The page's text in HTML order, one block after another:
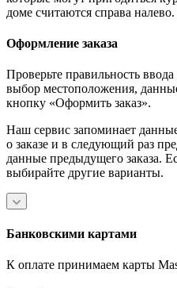
доме считаются справа налево.
Оформление заказа
Проверьте правильность
выбор местоположения,
кнопку «Оформить заказ».
Наш сервис запоминает
о заказе и в следующий раз
данные предыдущего заказа.
выбирайте другие варианты.
Банковскими картами
К оплате принимаем карты